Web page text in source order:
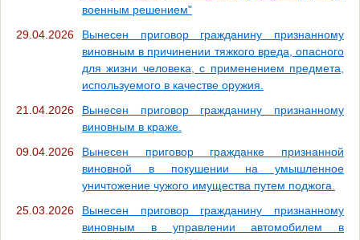
военным решением"
29.04.2026
Вынесен приговор гражданину признанному
виновным в причинении тяжкого вреда, опасного
для жизни человека, с применением предмета,
используемого в качестве оружия.
21.04.2026
Вынесен приговор гражданину признанному
виновным в краже.
09.04.2026
Вынесен приговор гражданке признанной
виновной в покушении на умышленное
уничтожение чужого имущества путем поджога.
25.03.2026
Вынесен приговор гражданину признанному
виновным в управлении автомобилем в